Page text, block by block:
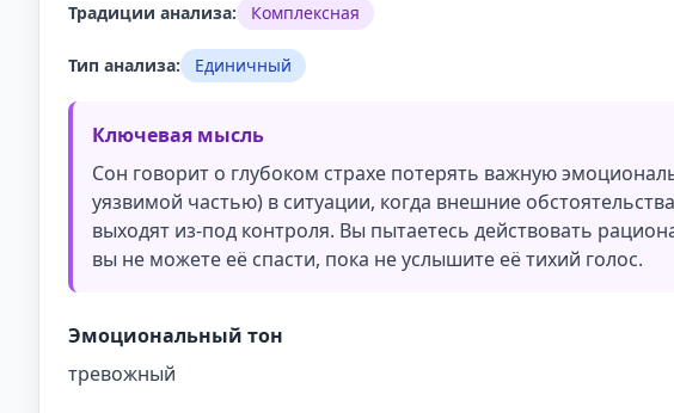
Традиции анализа: Комплексная
Тип анализа: Единичный
Ключевая мысль
Сон говорит о глубоком страхе потерять важную
уязвимой частью) в ситуации, когда внешние
выходят из-под контроля. Вы пытаетесь действовать
вы не можете её спасти, пока не услышите её тихий голос.
Эмоциональный тон
тревожный